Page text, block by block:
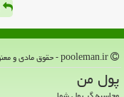
پول من